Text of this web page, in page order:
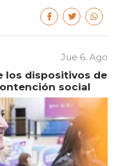
Jue 6. Ago
los dispositivos de
social